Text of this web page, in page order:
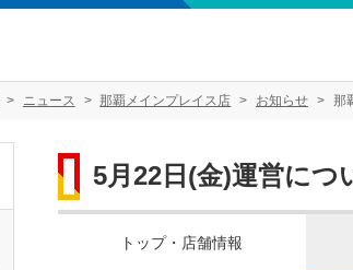
ニュース 那覇メインプレイス店 お知らせ 那
5月22日(金)運営につ
トップ・店舗情報